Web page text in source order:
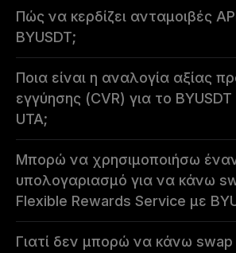
Πώς να κερδίζει ανταμοιβές
BYUSDT;
Ποια είναι η αναλογία αξίας
εγγύησης (CVR) για το
UTA;
Μπορώ να χρησιμοποιήσω
υπολογαριασμό για να κάνω
Flexible Rewards Service με
Γιατί δεν μπορώ να κάνω swap